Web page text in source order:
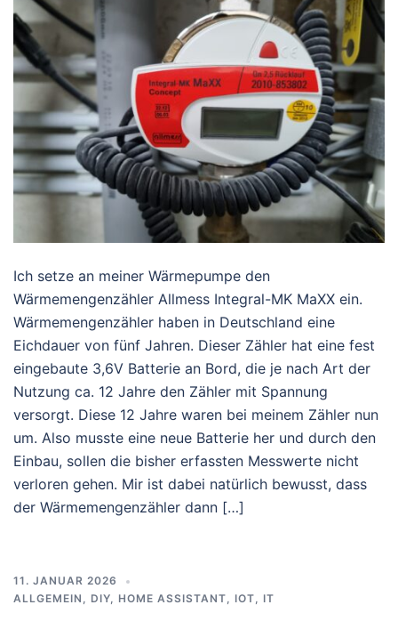
Ich setze an meiner Wärmepumpe den
Wärmemengenzähler Allmess Integral-MK MaXX ein.
Wärmemengenzähler haben in Deutschland eine
Eichdauer von fünf Jahren. Dieser Zähler hat eine fest
eingebaute 3,6V Batterie an Bord, die je nach Art der
Nutzung ca. 12 Jahre den Zähler mit Spannung
versorgt. Diese 12 Jahre waren bei meinem Zähler nun
um. Also musste eine neue Batterie her und durch den
Einbau, sollen die bisher erfassten Messwerte nicht
verloren gehen. Mir ist dabei natürlich bewusst, dass
der Wärmemengenzähler dann […]
11. JANUAR 2026
ALLGEMEIN , DIY, HOME ASSISTANT, IOT, IT